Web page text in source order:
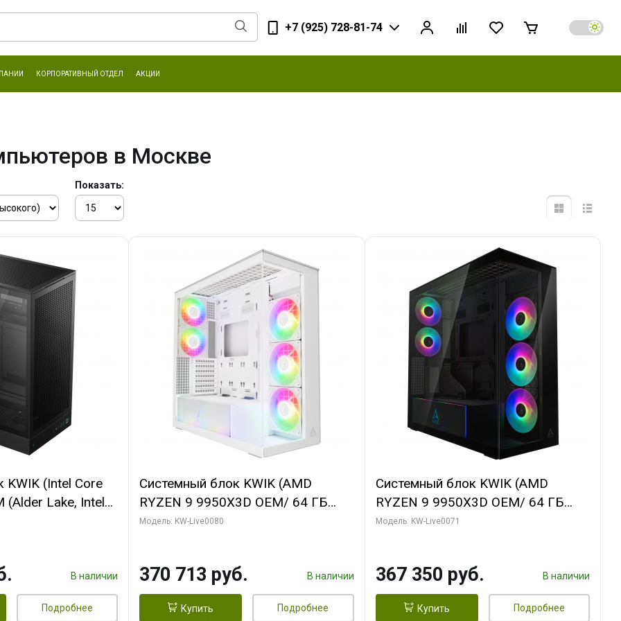
+7 (925) 728-81-74
КОРПОРАТИВНЫЙ ОТДЕЛ АКЦИИ
в Москве
Показать:
KWIK (Intel Core
(Alder Lake, Intel
64 ГБ ОЗУ/ Ninja
В наличии
Подробнее
Системный блок KWIK (AMD
RYZEN 9 9950X3D OEM/ 64 ГБ
ОЗУ/ Palit RTX5080 INFINITY 3 OC
Модель: KW-Live0080
370 713 руб. В наличии
Купить Подробнее
Системный блок KWIK (AMD
RYZEN 9 9950X3D OEM/ 64 ГБ
ОЗУ/ Palit RTX5080 GAMINGPRO
Модель: KW-Live0071
367 350 руб. В наличии
Купить Подробнее